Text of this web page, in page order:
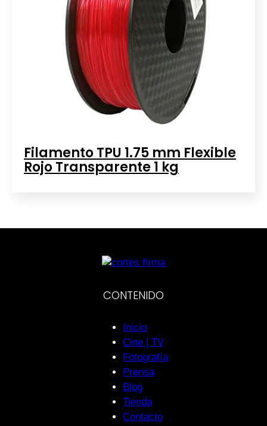
Filamento TPU 1.75 mm Flexible
Rojo Transparente 1 kg
CONTENIDO
Inicio
Cine | TV
Fotografía
Prensa
Blog
Tienda
Contacto